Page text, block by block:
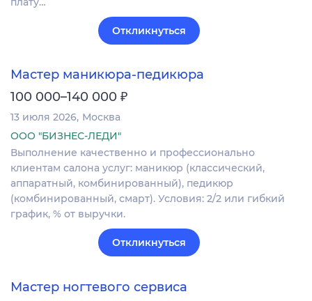
Откликнуться
Мастер маникюра-педикюра
100 000–140 000 ₽
13 июля 2026 Москва
ООО "БИЗНЕС-ЛЕДИ"
Выполнение качественно и профессионально
клиентам салона услуг: маникюр (классический,
аппаратный, комбинированный), педикюр
(комбинированный, смарт). Условия: 2/2 или гибкий
график, % от выручки.
Откликнуться
Мастер ногтевого сервиса